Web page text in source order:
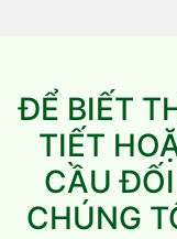
ĐỂ BIẾT
TIẾT
CẦU
CHÚNG